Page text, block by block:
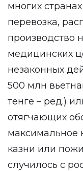
многих
перевозка,
производство
медицинских
незаконных
500 млн
тенге – ред.)
отягчающих
максимальное
казни или
случилось с